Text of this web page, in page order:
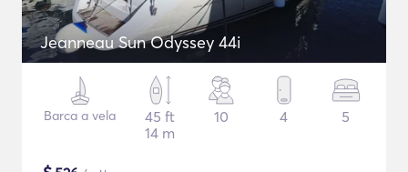
Jeanneau Sun Odyssey 44i
Barca a vela
45 ft
14 m
10 4 5